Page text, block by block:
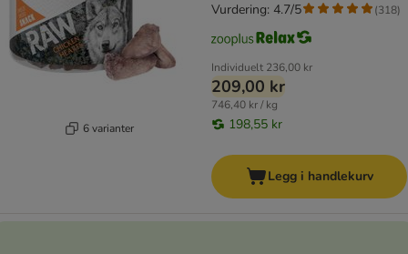
6 varianter
Individuelt 236,00 kr
209,00 kr
746,40 kr / kg
198,55 kr
Vurdering: 4.7/5 (318)
Legg i handlekurv